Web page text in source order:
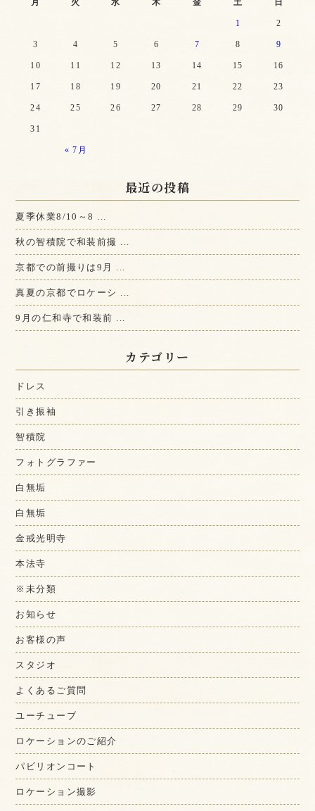
月
火 水 木 金 土 日
« 7月
1 2
3 4 5 6 7 8 9
10 11 12 13 14 15 16
17 18 19 20 21 22 23
24 25 26 27 28 29 30
31
最近の投稿
夏季休業8/10～8 ...
秋の智積院で和装前撮 ...
京都での前撮りは9月 ...
真夏の京都でロケーシ ...
9月の仁和寺で和装前 ...
カテゴリー
ドレス
引き振袖
智積院
フォトグラファー
白無垢
白無垢
金戒光明寺
本法寺
※未分類
お知らせ
お客様の声
スタジオ
よくあるご質問
ユーチューブ
ロケーションのご紹介
パビリオンコート
ロケーション撮影